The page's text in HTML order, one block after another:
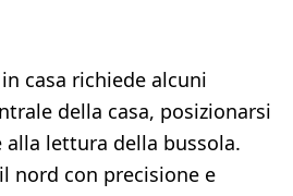
casa richiede alcuni
della casa, posizionarsi
lettura della bussola.
nord con precisione e